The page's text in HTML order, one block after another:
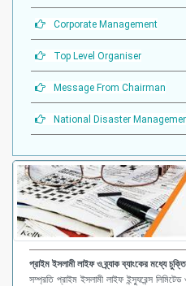
Corporate Management
Top Level Organiser
Message From Chairman
National Disaster
প্রাইম ইসলামী লাইফ ও ব্র্যাক ব্যাংকের মধ্যে চুক্তি
সম্প্রতি প্রাইম ইসলামী লাইফ ইন্স্যুরেন্স